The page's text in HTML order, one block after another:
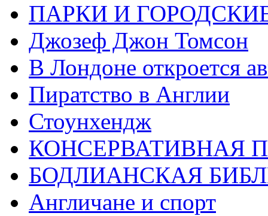
ПАРКИ И
Джозеф Джон Томсон
В Лондоне откроется
Пиратство в Англии
Стоунхендж
КОНСЕРВАТИВНАЯ
БОДЛИАНСКАЯ
Англичане и спорт